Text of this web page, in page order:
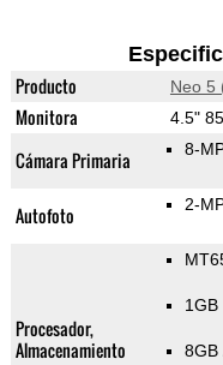
Producto Neo 5
Monitora 4.5"
Cámara Primaria 8-
Autofoto 2-
Procesador,
Almacenamiento
1GB
8GB